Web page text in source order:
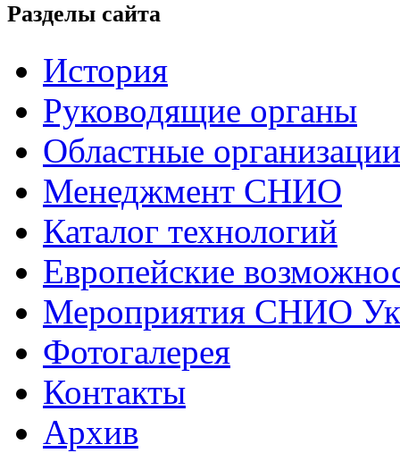
Разделы сайта
История
Руководящие органы
Областные организации
Менеджмент СНИО
Каталог технологий
Европейские
Мероприятия СНИО
Фотогалерея
Контакты
Архив